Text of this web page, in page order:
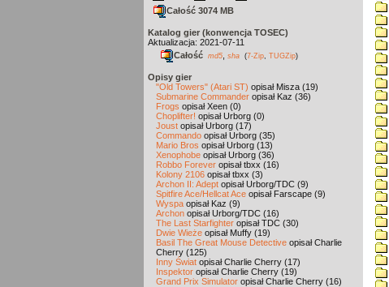
Całość 3074 MB
Katalog gier (konwencja TOSEC)
Aktualizacja: 2021-07-11
Całość md5 sha (7-Zip TUGZip)
Opisy gier
"Old Towers" (Atari ST) opisał Misza (19)
Submarine Commander opisał Kaz (36)
Frogs opisał Xeen (0)
Choplifter! opisał Urborg (0)
Joust opisał Urborg (17)
Commando opisał Urborg (35)
Mario Bros opisał Urborg (13)
Xenophobe opisał Urborg (36)
Robbo Forever opisał tbxx (16)
Kolony 2106 opisał tbxx (3)
Archon II: Adept opisał Urborg/TDC (9)
Spitfire Ace/Hellcat Ace opisał Farscape (9)
Wyspa opisał Kaz (9)
Archon opisał Urborg/TDC (16)
The Last Starfighter opisał TDC (30)
Dwie Wieże opisał Muffy (19)
Basil The Great Mouse Detective opisał Charlie
Cherry (125)
Inny Świat opisał Charlie Cherry (17)
Inspektor opisał Charlie Cherry (19)
Grand Prix Simulator opisał Charlie Cherry (16)